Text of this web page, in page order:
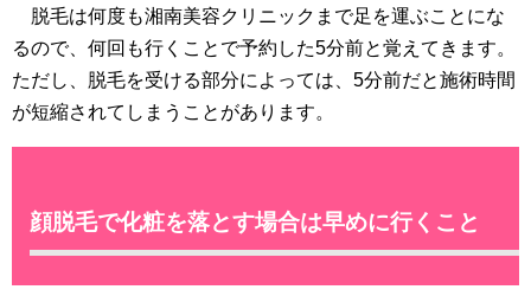
脱毛は何度も湘南美容クリニックまで足を運ぶことにな
るので、何回も行くことで予約した5分前と覚えてきます。
ただし、脱毛を受ける部分によっては、5分前だと施術時間
が短縮されてしまうことがあります。
顔脱毛で化粧を落とす場合は早めに行くこと